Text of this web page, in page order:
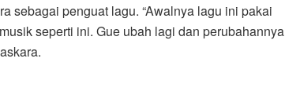
sebagai penguat lagu. “Awalnya lagu ini pakai
seperti ini. Gue ubah lagi dan perubahannya